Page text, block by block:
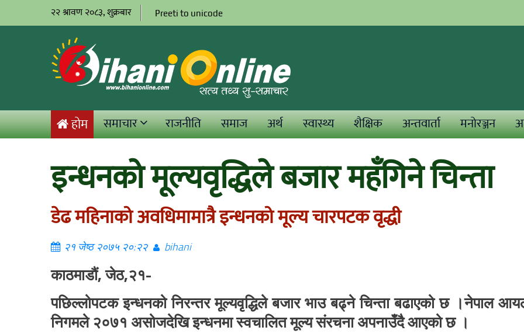
२२ श्रावण २०८३, शुक्रबार Preeti to unicode
होम समाचार राजनीति समाज अर्थ स्वास्थ्य शैक्षिक अन्तवार्ता मनोरञ्जन
इन्धनको मूल्यवृद्धिले बजार महँगिने चिन्ता
डेढ महिनाको अवधिमामात्रै इन्धनको मूल्य चारपटक वृद्धी
२१ जेष्ठ २०७५ २०:२२ bihani
काठमाडौं, जेठ,२१-
पछिल्लोपटक इन्धनको निरन्तर मूल्यवृद्धिले बजार भाउ बढ्ने चिन्ता बढाएको छ ।नेपाल
निगमले २०७१ असोजदेखि इन्धनमा स्वचालित मूल्य संरचना अपनाउँदै आएको छ ।